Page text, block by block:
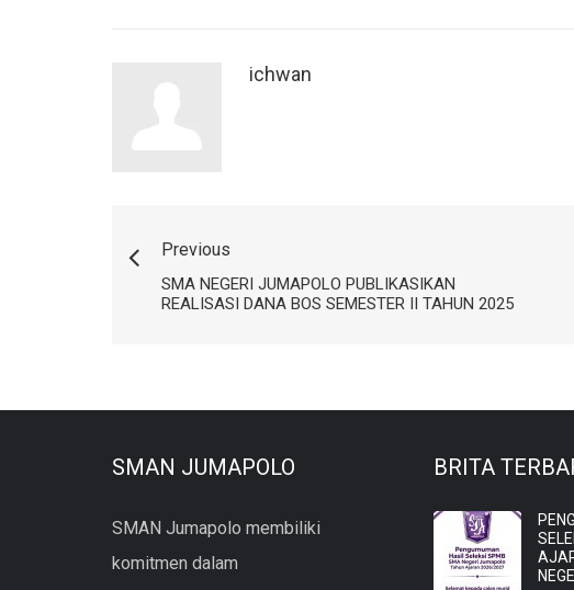
ichwan
Previous
SMA NEGERI JUMAPOLO PUBLIKASIKAN
REALISASI DANA BOS SEMESTER II TAHUN 2025
SMAN JUMAPOLO
SMAN Jumapolo membiliki
komitmen dalam
BRITA